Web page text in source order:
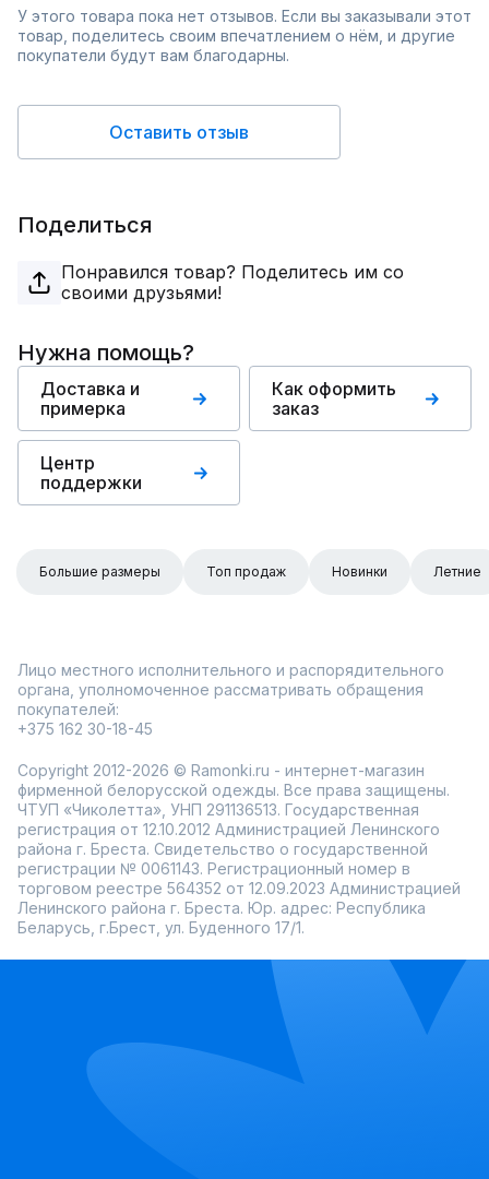
У этого товара пока нет отзывов. Если вы заказывали этот
товар, поделитесь своим впечатлением о нём, и другие
покупатели будут вам благодарны.
Оставить отзыв
Поделиться
Понравился товар? Поделитесь им со
своими друзьями!
Нужна помощь?
Доставка и
примерка
Как оформить
заказ
Центр
поддержки
Большие размеры Топ продаж Новинки Летние
Лицо местного исполнительного и распорядительного
органа, уполномоченное рассматривать обращения
покупателей:
+375 162 30-18-45
Copyright 2012-2026 © Ramonki.ru - интернет-магазин
фирменной белорусской одежды. Все права защищены.
ЧТУП «Чиколетта», УНП 291136513. Государственная
регистрация от 12.10.2012 Администрацией Ленинского
района г. Бреста. Свидетельство о государственной
регистрации № 0061143. Регистрационный номер в
торговом реестре 564352 от 12.09.2023 Администрацией
Ленинского района г. Бреста. Юр. адрес: Республика
Беларусь, г.Брест, ул. Буденного 17/1.